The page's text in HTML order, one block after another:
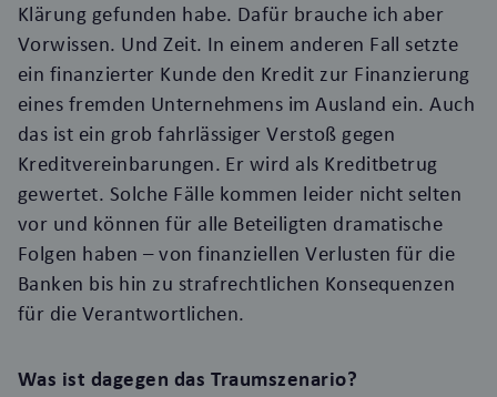
Klärung gefunden habe. Dafür brauche ich aber
Vorwissen. Und Zeit. In einem anderen Fall setzte
ein finanzierter Kunde den Kredit zur Finanzierung
eines fremden Unternehmens im Ausland ein. Auch
das ist ein grob fahrlässiger Verstoß gegen
Kreditvereinbarungen. Er wird als Kreditbetrug
gewertet. Solche Fälle kommen leider nicht selten
vor und können für alle Beteiligten dramatische
Folgen haben – von finanziellen Verlusten für die
Banken bis hin zu strafrechtlichen Konsequenzen
für die Verantwortlichen.
Was ist dagegen das Traumszenario?